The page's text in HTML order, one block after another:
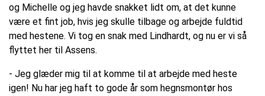
og Michelle og jeg havde snakket lidt om, at det kunne
være et fint job, hvis jeg skulle tilbage og arbejde fuldtid
med hestene. Vi tog en snak med Lindhardt, og nu er vi så
flyttet her til Assens.
- Jeg glæder mig til at komme til at arbejde med heste
igen! Nu har jeg haft to gode år som hegnsmontør hos